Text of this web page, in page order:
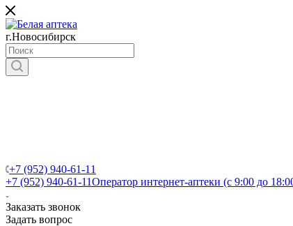
г.Новосибирск
+7 (952) 940-61-11
+7 (952) 940-61-11Оператор интернет-аптеки (с 9:00 до
Заказать звонок
Задать вопрос